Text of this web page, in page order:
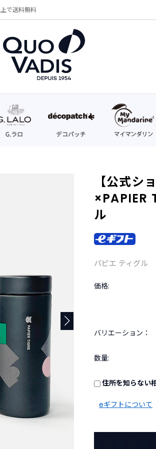
で送料無料
【公式シ
×PAPIER
ル
パピエ ティグル
価格:
バリエーション：
数量:
住所を知らない
eギフトについて